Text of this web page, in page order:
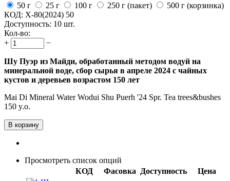
50 г
25 г 100 г 250 г (пакет)
500 г (корзинка)
КОД: X-80(2024) 50
Доступность: 10 шт.
Кол-во:
+
−
Шу Пуэр из Майди, обработанный методом водуй на
минеральной воде, сбор сырья в апреле 2024 с чайных
кустов и деревьев возрастом 150 лет
Mai Di Mineral Water Wodui Shu Puerh '24 Spr. Tea trees&bushes
150 y.o.
В корзину
Просмотреть список опций
КОД
Фасовка Доступность Цена